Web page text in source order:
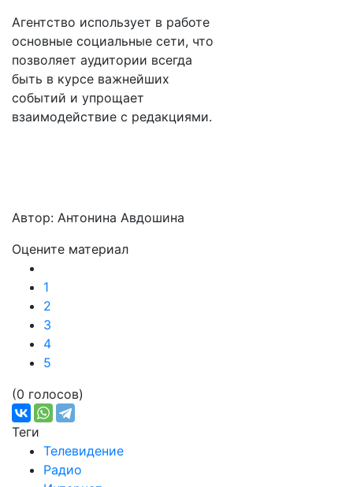
Агентство использует в работе
основные социальные сети, что
позволяет аудитории всегда
быть в курсе важнейших
событий и упрощает
взаимодействие с редакциями.
Автор: Антонина Авдошина
Оцените материал
1
2
3
4
5
(0 голосов)
Теги
Телевидение
Радио